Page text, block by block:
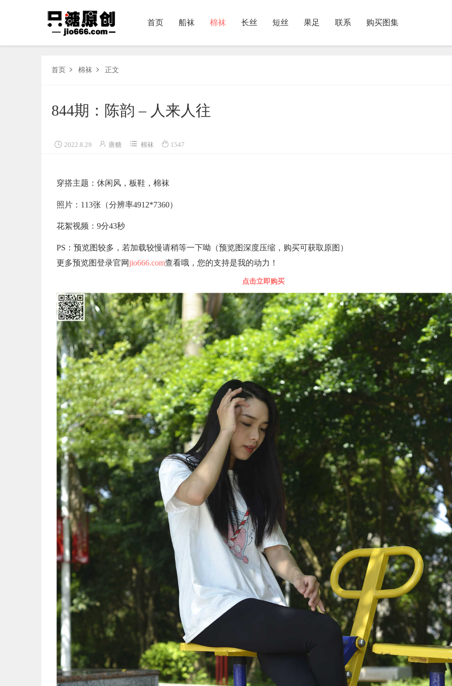
首页 船袜 棉袜 长丝 短丝 果足 联系 购买图集
首页  棉袜  正文
844期：陈韵 – 人来人往
 2022.8.29  唐糖  棉袜  1547
穿搭主题：休闲风，板鞋，棉袜
照片：113张（分辨率4912*7360）
花絮视频：9分43秒
PS：预览图较多，若加载较慢请稍等一下呦（预览图深度压缩，购买可获取原图）
更多预览图登录官网jio666.com查看哦，您的支持是我的动力！
点击立即购买